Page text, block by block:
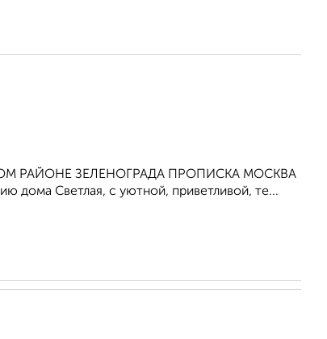
РАЙОНЕ ЗЕЛЕНОГРАДА ПРОПИСКА МОСКВА
дома Светлая, с уютной, приветливой, те...